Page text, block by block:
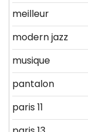
meilleur
modern jazz
musique
pantalon
paris 11